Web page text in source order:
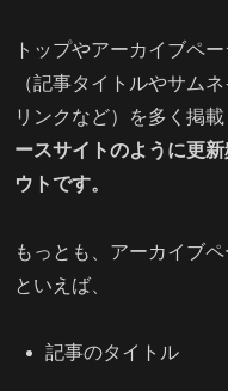
トップやアーカイブペ
（記事タイトルやサム
リンクなど）を多く掲
ースサイトのように更
ウトです。
もっとも、アーカイブ
といえば、
記事のタイトル